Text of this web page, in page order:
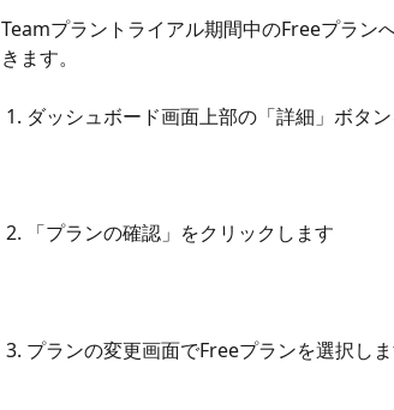
Teamプラントライアル期間中のFreeプラン
きます。
1. ダッシュボード画面上部の「詳細」ボタ
2. 「プランの確認」をクリックします
3. プランの変更画面でFreeプランを選択し